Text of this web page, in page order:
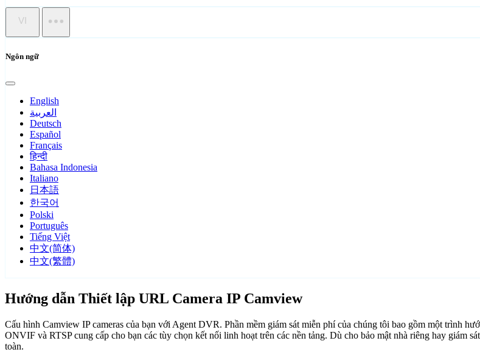
VI
Ngôn ngữ
English
العربية
Deutsch
Español
Français
हिन्दी
Bahasa Indonesia
Italiano
日本語
한국어
Polski
Português
Tiếng Việt
中文(简体)
中文(繁體)
Hướng dẫn Thiết lập URL Camera IP Camview
Cấu hình Camview IP cameras của bạn với Agent DVR. Phần mềm giám sát miễn phí của chúng tôi bao gồm một trình
ONVIF và RTSP cung cấp cho bạn các tùy chọn kết nối linh hoạt trên các nền tảng. Dù cho bảo mật nhà riêng hay giám
toàn.